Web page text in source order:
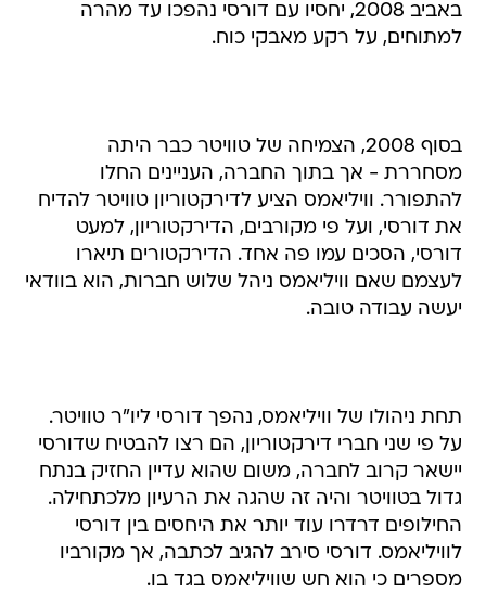
באביב 2008, יחסיו עם דורסי נהפכו עד מהרה
למתוחים, על רקע מאבקי כוח.
בסוף 2008, הצמיחה של טוויטר כבר היתה
מסחררת - אך בתוך החברה, העניינים החלו
להתפורר. וויליאמס הציע לדירקטוריון טוויטר להדיח
את דורסי, ועל פי מקורבים, הדירקטוריון, למעט
דורסי, הסכים עמו פה אחד. הדירקטורים תיארו
לעצמם שאם וויליאמס ניהל שלוש חברות, הוא בוודאי
יעשה עבודה טובה.
תחת ניהולו של וויליאמס, נהפך דורסי ליו"ר טוויטר.
על פי שני חברי דירקטוריון, הם רצו להבטיח שדורסי
יישאר קרוב לחברה, משום שהוא עדיין החזיק בנתח
גדול בטוויטר והיה זה שהגה את הרעיון מלכתחילה.
החילופים דרדרו עוד יותר את היחסים בין דורסי
לוויליאמס. דורסי סירב להגיב לכתבה, אך מקורביו
מספרים כי הוא חש שוויליאמס בגד בו.